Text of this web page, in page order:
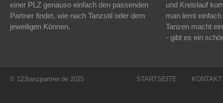
einer PLZ genauso einfach den passenden
Partner findet, wie nach Tanzstil oder dem
jeweiligen Können.
und Kreislauf
man lernt
Tanzen macht
- gibt es ein
© 123tanzpartner.de 2025 STARTSEITE